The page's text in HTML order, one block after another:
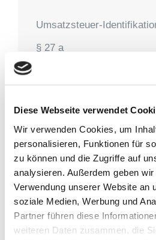
Diese Webseite verwendet
Wir verwenden Cookies, um
personalisieren, Funktionen für
zu können und die Zugriffe auf
analysieren. Außerdem geben
Verwendung unserer Website an
soziale Medien, Werbung und
Partner führen diese
weiteren Daten zusammen, die
Umsatzsteuer-
§ 27 a
Verantwortlich für den
Absatz 3 MDStV:
Anetta Joanna Mosemann
schlichtungs­stelle